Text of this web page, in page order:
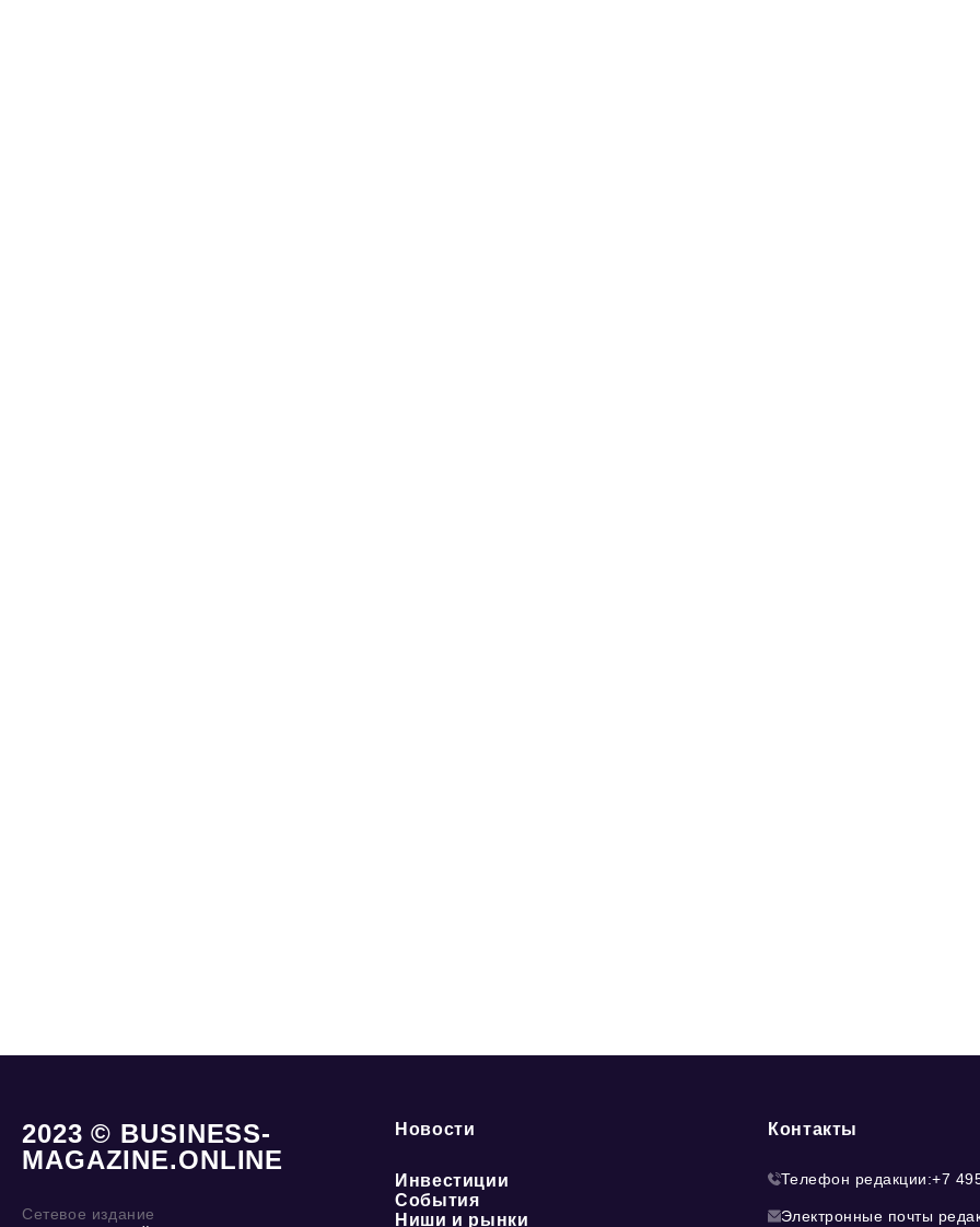
2023 © BUSINESS-
MAGAZINE.ONLINE
Сетевое издание
Новости
Инвестиции
События
Ниши и рынки
Контакты
Телефон редакции:+7
Электронные почты